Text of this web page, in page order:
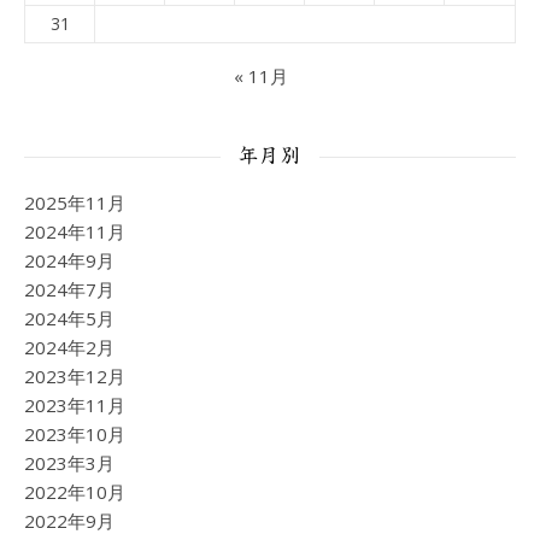
31
« 11月
年月別
2025年11月
2024年11月
2024年9月
2024年7月
2024年5月
2024年2月
2023年12月
2023年11月
2023年10月
2023年3月
2022年10月
2022年9月